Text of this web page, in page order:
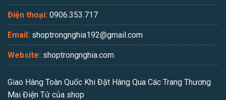
Điện thoại: 0906.353.717
Email: shoptrongnghia192@gmail.com
Website: shoptrongnghia.com
Giao Hàng Toàn Quốc Khi Đặt Hàng Qua Các Trang Thương
Mai Điện Tử của shop